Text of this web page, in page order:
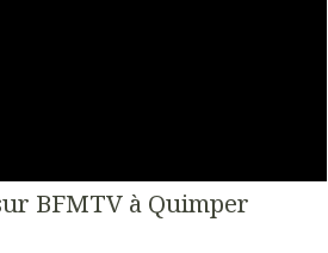
BFMTV à Quimper